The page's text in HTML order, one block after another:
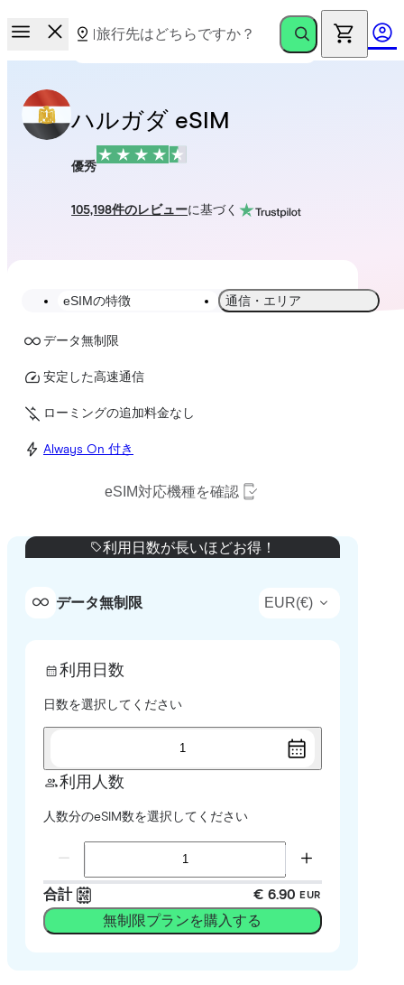
ハルガダ eSIM
優秀
105,198件のレビューに基づく
eSIMの特徴 通信・エリア
データ無制限
安定した高速通信
ローミングの追加料金なし
Always On 付き
eSIM対応機種を確認
利用日数が長いほどお得！
データ無制限 EUR(€)
利用日数
日数を選択してください
1
利用人数
人数分のeSIM数を選択してください
合計 € 6.90 EUR
無制限プランを購入する